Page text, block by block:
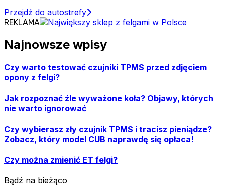
Przejdź do autostrefy
REKLAMA
Najnowsze wpisy
Czy warto testować czujniki TPMS przed zdjęciem
opony z felgi?
Jak rozpoznać źle wyważone koła? Objawy, których
nie warto ignorować
Czy wybierasz zły czujnik TPMS i tracisz pieniądze?
Zobacz, który model CUB naprawdę się opłaca!
Czy można zmienić ET felgi?
Bądź na bieżąco